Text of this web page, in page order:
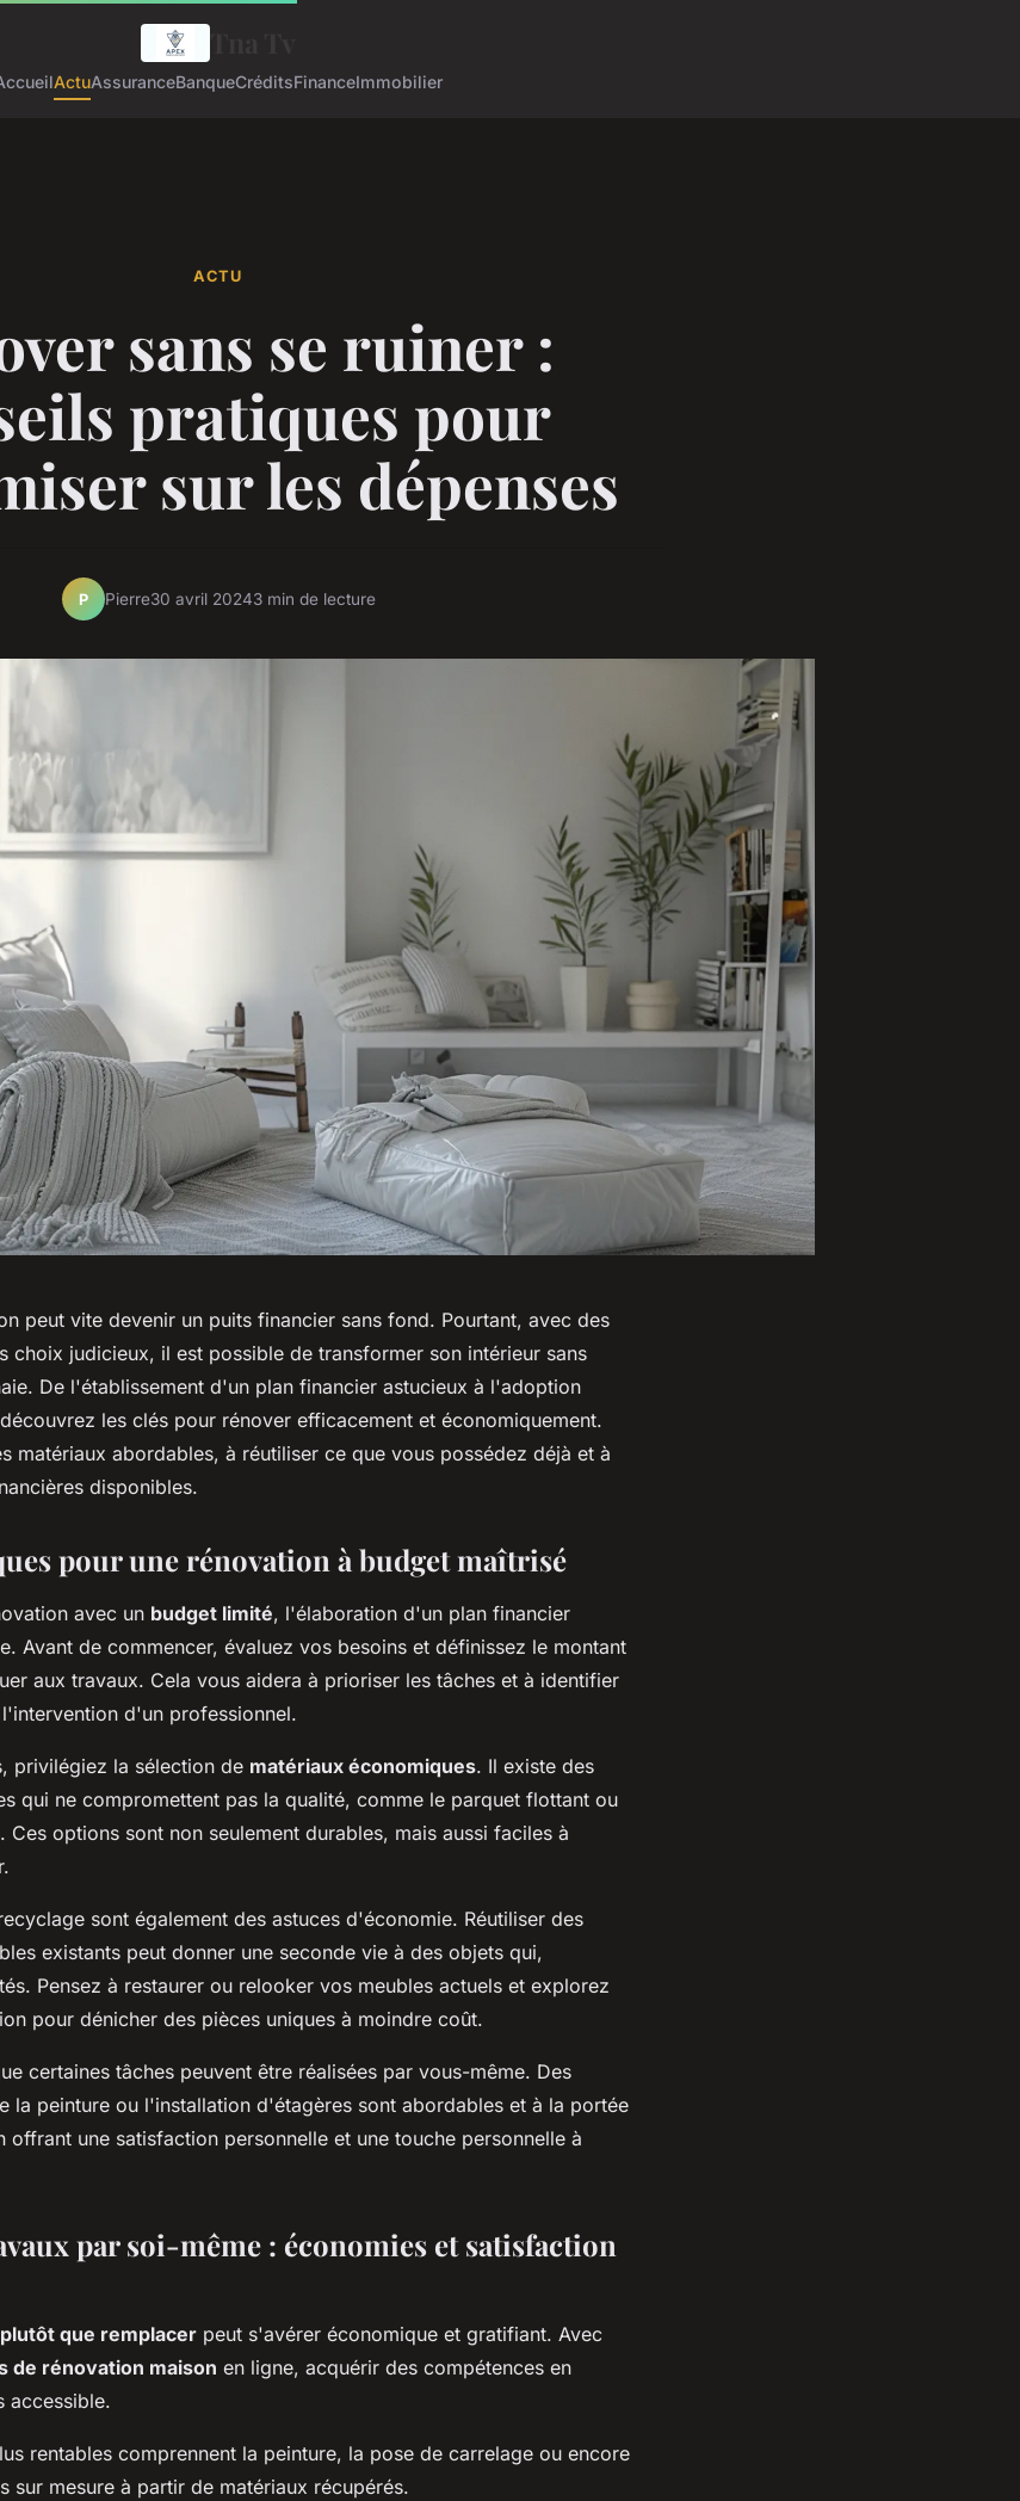
ActuAssuranceBanqueCréditsFinanceImmobilier
ACTU
sans se ruiner :
pratiques pour
sur les dépenses
P Pierre30 avril 20243 min de lecture
peut vite devenir un puits financier sans fond. Pourtant, avec des
choix judicieux, il est possible de transformer son intérieur sans
De l'établissement d'un plan financier astucieux à l'adoption
les clés pour rénover efficacement et économiquement.
matériaux abordables, à réutiliser ce que vous possédez déjà et à
disponibles.
pour une rénovation à budget maîtrisé
avec un budget limité, l'élaboration d'un plan financier
Avant de commencer, évaluez vos besoins et définissez le montant
aux travaux. Cela vous aidera à prioriser les tâches et à identifier
d'un professionnel.
privilégiez la sélection de matériaux économiques. Il existe des
qui ne compromettent pas la qualité, comme le parquet flottant ou
Ces options sont non seulement durables, mais aussi faciles à
sont également des astuces d'économie. Réutiliser des
existants peut donner une seconde vie à des objets qui,
Pensez à restaurer ou relooker vos meubles actuels et explorez
pour dénicher des pièces uniques à moindre coût.
certaines tâches peuvent être réalisées par vous-même. Des
la peinture ou l'installation d'étagères sont abordables et à la portée
offrant une satisfaction personnelle et une touche personnelle à
par soi-même : économies et satisfaction
que remplacer peut s'avérer économique et gratifiant. Avec
de rénovation maison en ligne, acquérir des compétences en
accessible.
rentables comprennent la peinture, la pose de carrelage ou encore
sur mesure à partir de matériaux récupérés.